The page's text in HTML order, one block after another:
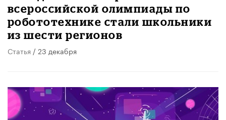
всероссийской олимпиады по
робототехнике стали школьники
из шести регионов
Статья / 23 декабря